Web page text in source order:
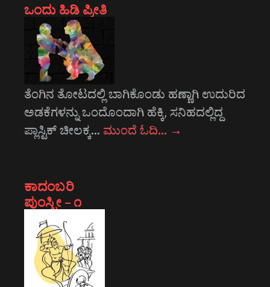
ಒಂದು ಹಿಡಿ ಪ್ರೀತಿ
ತೆಂಗಿನ ತೋಟದಲ್ಲಿ ಬಾಗಿಕೊಂಡು ಹಣ್ಣಾಗಿ ಉದುರಿದ
ಅಡಕೆಗಳನ್ನು ಒಂದೊಂದಾಗಿ ಹೆಕ್ಕಿ, ಸನಿಹದಲ್ಲಿದ್ದ
ಪ್ಲಾಸ್ಟಿಕ್ ಚೀಲಕ್ಕ… ಮುಂದೆ ಓದಿ… →
ಕಾದಂಬರಿ
ಪುಂಸ್ತ್ರೀ – ೧